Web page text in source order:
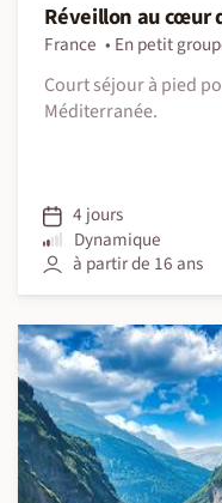
Réveillon au cœur
France En petit
Court séjour à pied
Méditerranée.
4 jours
Dynamique
à partir de 16 ans